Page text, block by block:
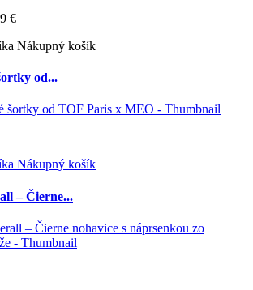
€
Nákupný košík
od...
Nákupný košík
– Čierne...